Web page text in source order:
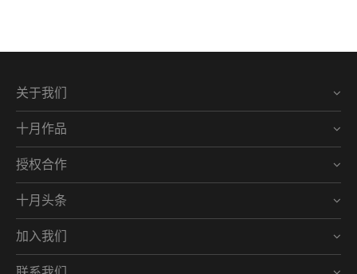
关于我们
十月作品
授权合作
十月头条
加入我们